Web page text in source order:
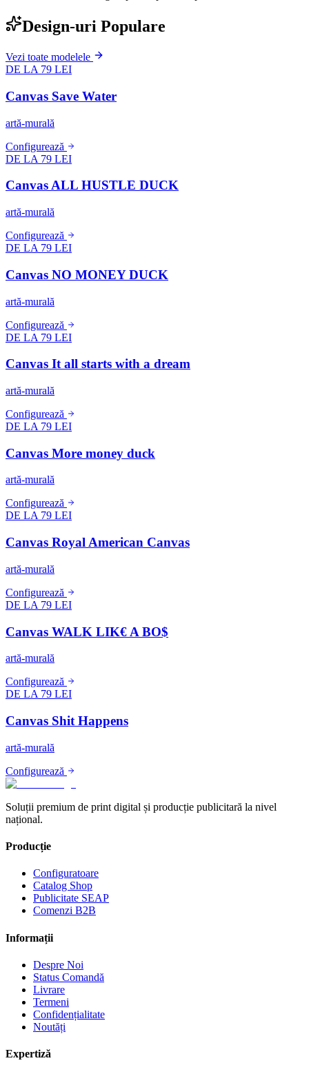
Design-uri Populare
Vezi toate modelele
DE LA 79 LEI
Canvas Save Water
artă-murală
Configurează
DE LA 79 LEI
Canvas ALL HUSTLE DUCK
artă-murală
Configurează
DE LA 79 LEI
Canvas NO MONEY DUCK
artă-murală
Configurează
DE LA 79 LEI
Canvas It all starts with a dream
artă-murală
Configurează
DE LA 79 LEI
Canvas More money duck
artă-murală
Configurează
DE LA 79 LEI
Canvas Royal American Canvas
artă-murală
Configurează
DE LA 79 LEI
Canvas WALK LIK€ A BO$
artă-murală
Configurează
DE LA 79 LEI
Canvas Shit Happens
artă-murală
Configurează
Soluții premium de print digital și producție publicitară la nivel
național.
Producție
Configuratoare
Catalog Shop
Publicitate SEAP
Comenzi B2B
Informații
Despre Noi
Status Comandă
Livrare
Termeni
Confidențialitate
Noutăți
Expertiză